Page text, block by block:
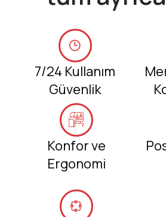
7/24 Kullanım
Güvenlik
Konfor ve
Ergonomi